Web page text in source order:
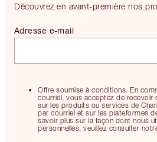
Découvrez en avant-première nos
Offre soumise à conditions. En
courriel, vous acceptez de recevoir
sur les produits ou services de
par courriel et sur les plateformes
savoir plus sur la façon dont nous
personnelles, veuillez consulter
Adresse e-mail